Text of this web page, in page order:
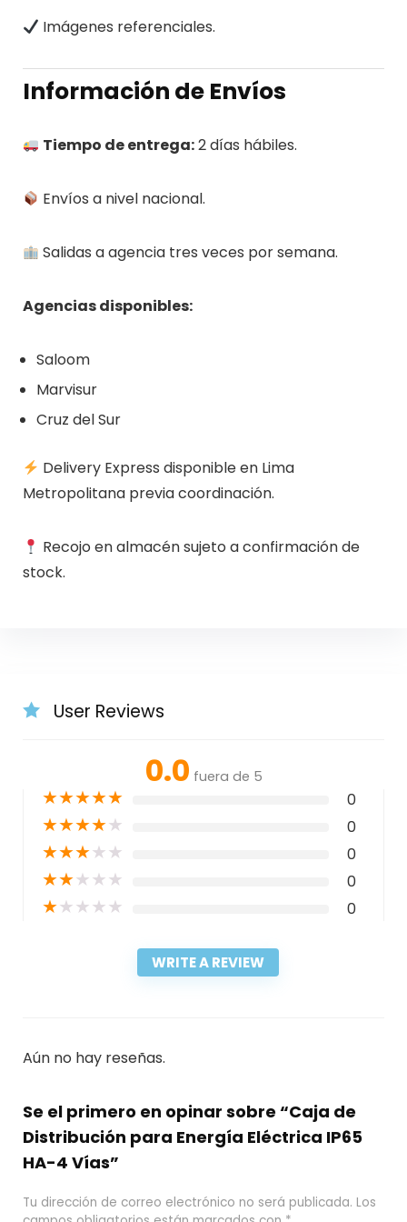
Imágenes referenciales.
Información de Envíos
Tiempo de entrega:2 días hábiles.
Envíos a nivel nacional.
Salidas a agencia tres veces por semana.
Agencias disponibles:
Saloom
Marvisur
Cruz del Sur
Delivery Express disponible en Lima
Metropolitana previa coordinación.
Recojo en almacén sujeto a confirmación de
stock.
User Reviews
0.0 fuera de 5
★★★★★ 0
★★★★★ 0
★★★★★ 0
★★★★★ 0
★★★★★ 0
WRITE A REVIEW
Aún no hay reseñas.
Se el primero en opinar sobre “Caja de
Distribución para Energía Eléctrica IP65
HA-4 Vías”
Tu dirección de correo electrónico no será publicada. Los